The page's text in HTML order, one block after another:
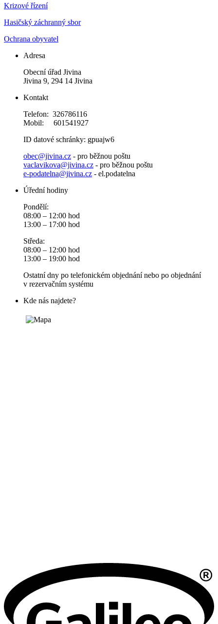
Krizové řízení
Hasičský záchranný sbor
Ochrana obyvatel
Adresa
Obecní úřad Jivina
Jivina 9, 294 14 Jivina
Kontakt
Telefon: 326786116
Mobil: 601541927
ID datové schránky: gpuajw6
obec@jivina.cz - pro běžnou poštu
vaclavikova@jivina.cz - pro běžnou poštu
e-podatelna@jivina.cz - el.podatelna
Úřední hodiny
Pondělí:
08:00 – 12:00 hod
13:00 – 17:00 hod
Středa:
08:00 – 12:00 hod
13:00 – 19:00 hod
Ostatní dny po telefonickém objednání nebo po objednání
v rezervačním systému
Kde nás najdete?